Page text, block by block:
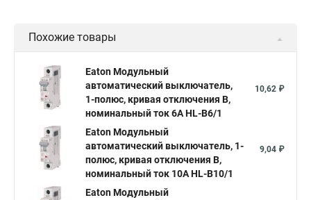
Похожие товары
Eaton Модульный
автоматический выключатель,
1-полюс, кривая отключения B,
номинальный ток 6А HL-B6/1
10,62 ₽
Eaton Модульный
автоматический выключатель, 1-
полюс, кривая отключения B,
номинальный ток 10А HL-B10/1
9,04 ₽
Eaton Модульный